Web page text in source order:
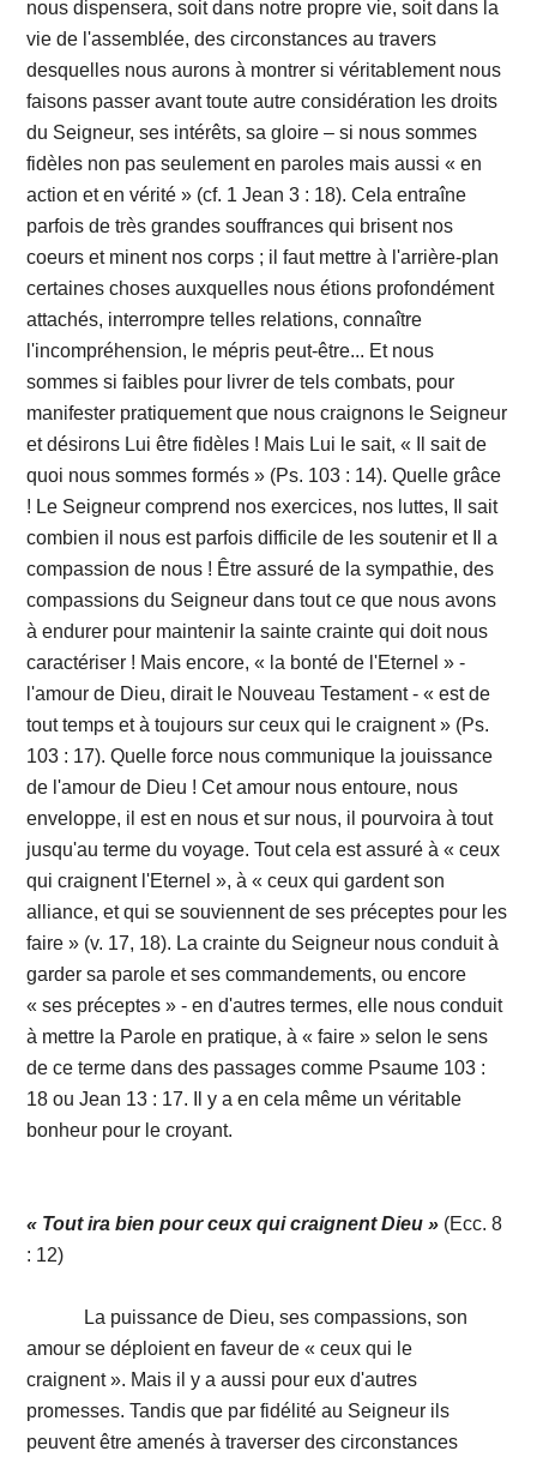
nous dispensera, soit dans notre propre vie, soit dans la
vie de l'assemblée, des circonstances au travers
desquelles nous aurons à montrer si véritablement nous
faisons passer avant toute autre considération les droits
du Seigneur, ses intérêts, sa gloire – si nous sommes
fidèles non pas seulement en paroles mais aussi « en
action et en vérité » (cf. 1 Jean 3 : 18). Cela entraîne
parfois de très grandes souffrances qui brisent nos
coeurs et minent nos corps ; il faut mettre à l'arrière-plan
certaines choses auxquelles nous étions profondément
attachés, interrompre telles relations, connaître
l'incompréhension, le mépris peut-être... Et nous
sommes si faibles pour livrer de tels combats, pour
manifester pratiquement que nous craignons le Seigneur
et désirons Lui être fidèles ! Mais Lui le sait, « Il sait de
quoi nous sommes formés » (Ps. 103 : 14). Quelle grâce
! Le Seigneur comprend nos exercices, nos luttes, Il sait
combien il nous est parfois difficile de les soutenir et Il a
compassion de nous ! Être assuré de la sympathie, des
compassions du Seigneur dans tout ce que nous avons
à endurer pour maintenir la sainte crainte qui doit nous
caractériser ! Mais encore, « la bonté de l'Eternel » -
l'amour de Dieu, dirait le Nouveau Testament - « est de
tout temps et à toujours sur ceux qui le craignent » (Ps.
103 : 17). Quelle force nous communique la jouissance
de l'amour de Dieu ! Cet amour nous entoure, nous
enveloppe, il est en nous et sur nous, il pourvoira à tout
jusqu'au terme du voyage. Tout cela est assuré à « ceux
qui craignent l'Eternel », à « ceux qui gardent son
alliance, et qui se souviennent de ses préceptes pour les
faire » (v. 17, 18). La crainte du Seigneur nous conduit à
garder sa parole et ses commandements, ou encore
« ses préceptes » - en d'autres termes, elle nous conduit
à mettre la Parole en pratique, à « faire » selon le sens
de ce terme dans des passages comme Psaume 103 :
18 ou Jean 13 : 17. Il y a en cela même un véritable
bonheur pour le croyant.
« Tout ira bien pour ceux qui craignent Dieu » (Ecc. 8
: 12)
La puissance de Dieu, ses compassions, son
amour se déploient en faveur de « ceux qui le
craignent ». Mais il y a aussi pour eux d'autres
promesses. Tandis que par fidélité au Seigneur ils
peuvent être amenés à traverser des circonstances